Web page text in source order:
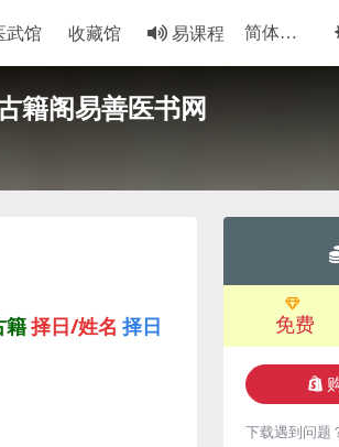
武馆 收藏馆 易课程
籍阁易善医书网
籍择日/姓名 择日
免费
下载遇到问题